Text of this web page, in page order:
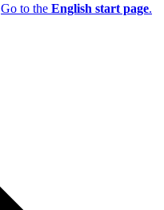
Go to the English start page.